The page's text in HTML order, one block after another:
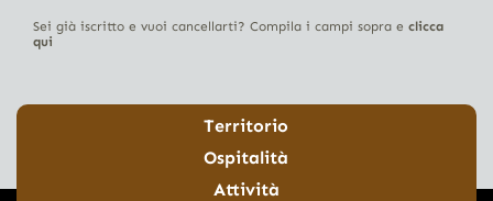
Sei già iscritto e vuoi cancellarti? Compila i campi sopra e clicca
qui
Territorio
Ospitalità
Attività